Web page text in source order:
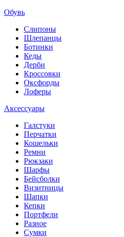
Обувь
Слипоны
Шлепанцы
Ботинки
Кеды
Дерби
Кроссовки
Оксфорды
Лоферы
Аксессуары
Галстуки
Перчатки
Кошельки
Ремни
Рюкзаки
Шарфы
Бейсболки
Визитницы
Шапки
Кепки
Портфели
Разное
Сумки